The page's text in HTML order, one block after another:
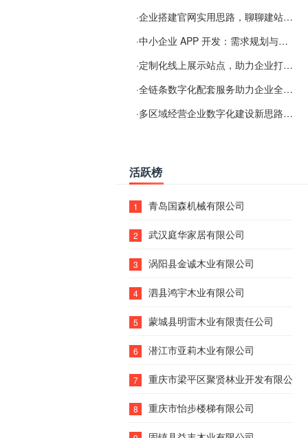
·企业搭建官网实用思路，聊聊建站容易忽视的问题
·中小企业 APP 开发：需求规划与项目落地避坑经验分享
·定制化线上展示站点，助力企业打通线上经营渠道
·全链条数字化配套服务助力企业全域线上经营
·多区域经营企业数字化建设新思路：多端载体与地域检索一体化落地思路分享
活跃榜
1 青岛国森机械有限公司
2 武汉庭华家居有限公司
3 涡阳县金诚木业有限公司
4 泗县鸿宇木业有限公司
5 蒙城县明雷木业有限责任公司
6 潜江市亚莉木业有限公司
7 重庆市梁平区聚贤林业开发有限公司
8 重庆市怡步楼梯有限公司